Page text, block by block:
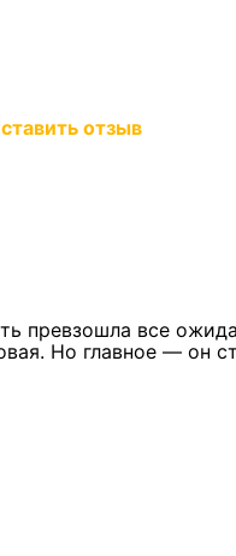
отзыв
превзошла все
Но главное — он